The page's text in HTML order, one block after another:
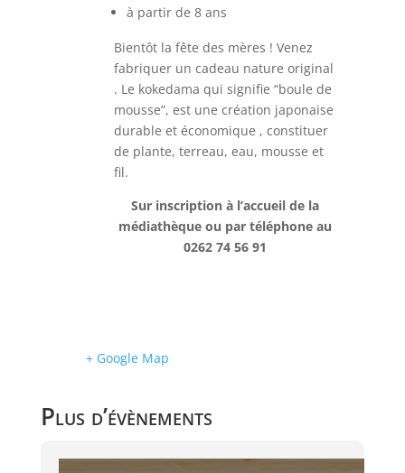
à partir de 8 ans
Bientôt la fête des mères ! Venez
fabriquer un cadeau nature original
. Le kokedama qui signifie “boule de
mousse”, est une création japonaise
durable et économique , constituer
de plante, terreau, eau, mousse et
fil.
Sur inscription à l’accueil de la
médiathèque ou par téléphone au
0262 74 56 91
+ Google Map
Plus d’évènements